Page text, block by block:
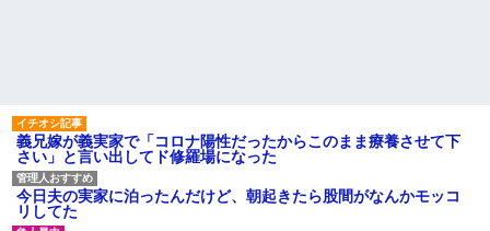
の？ｗｗ」「逆に超安い」
私「ちょっと、人の家の金庫
触らないでよ！」キチママ『そ
こに金庫があったから、開けて
みようとしただけ☆』義兄「泥
は出てけ！二度と来るな！」結
果・・・
義兄嫁が義実家で「コロナ陽性だったからこのまま療養させて下
さい」と言い出してド修羅場になった
今日夫の実家に泊ったんだけど、朝起きたら股間がなんかモッコ
リしてた